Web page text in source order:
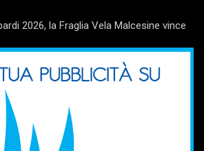
2026, la Fraglia Vela Malcesine vince